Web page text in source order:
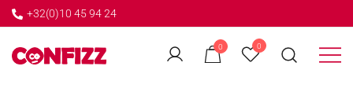
+32(0)10 45 94 24
0 0
← GO BACK